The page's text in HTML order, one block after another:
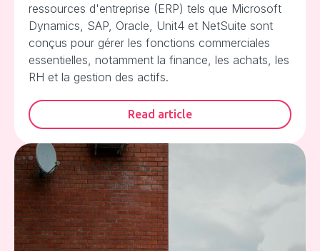
ressources d'entreprise (ERP) tels que Microsoft
Dynamics, SAP, Oracle, Unit4 et NetSuite sont
conçus pour gérer les fonctions commerciales
essentielles, notamment la finance, les achats, les
RH et la gestion des actifs.
Read article